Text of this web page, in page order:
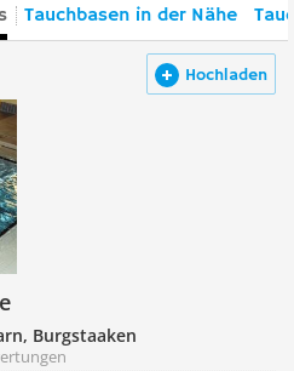
Tauchbasen in der Nähe
Hochladen
Burgstaaken